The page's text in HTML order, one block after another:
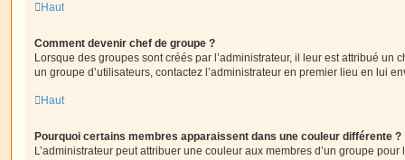
Haut
Comment devenir chef de groupe ?
Lorsque des groupes sont créés par l’administrateur, il leur est attribué un
un groupe d’utilisateurs, contactez l’administrateur en premier lieu en lui
Haut
Pourquoi certains membres apparaissent dans une couleur différente ?
L’administrateur peut attribuer une couleur aux membres d’un groupe